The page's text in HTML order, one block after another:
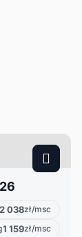
2 038zł/msc
1 159zł/msc